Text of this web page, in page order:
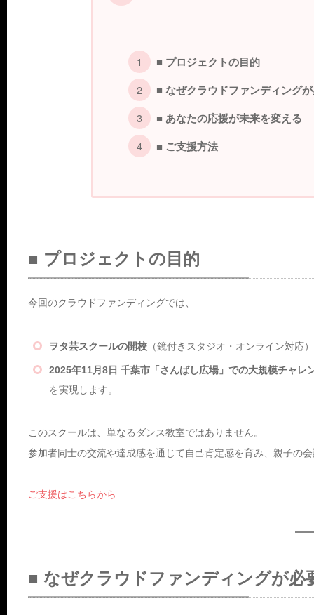
■ プロジェクトの目的
■ なぜクラウドファンディング
■ あなたの応援が未来を変える
■ ご支援方法
■ プロジェクトの目的
今回のクラウドファンディングでは、
ヲタ芸スクールの開校 （鏡付きスタジオ・オンライン対応）
2025年11月8日 千葉市「さんばし広場」での大規模チャレ
を実現します。
このスクールは、単なるダンス教室ではありません。
参加者同士の交流や達成感を通じて自己肯定感を育み、親子の
ご支援はこちらから
■ なぜクラウドファンディングが必